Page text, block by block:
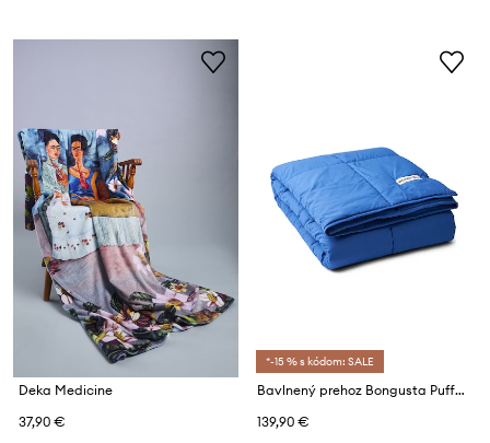
Deka Medicine
37,90 €
*-15 % s kódom: SALE
Bavlnený prehoz Bongusta Puffy Blanket 150 x 200 cm
139,90 €